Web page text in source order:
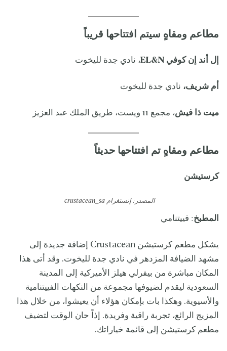
مطاعم ومقاهٍ سيتم افتتاحها قريباً
إل أند إن كوفي EL&N ، نادي جدة لليخوت
أم شريف، نادي جدة لليخوت
ميت ذا فيش، مجمع 11 ويست، طريق الملك عبد العزيز
مطاعم ومقاهٍ تم افتتاحها حديثاً
كرستيشن
المصدر: إنستغرامcrustacean_sa
المطبخ: فييتنامي
يشكل مطعم كرستيشن Crustacean إضافة جديدة إلى
مشهد الضيافة المزدهر في نادي جدة لليخوت. وقد أتى هذا
المكان مباشرة من بيفرلي هيلز الأميركية إلى المدينة
السعودية ليقدم لضيوفها مجموعة من النكهات الفييتنامية
والأسيوية. وهكذا بات بإمكان هؤلاء أن يعيشوا، من خلال هذا
المزيج الرائع، تجربة راقية وفريدة. إذاً حان الوقت لتضيف
مطعم كرستيشن إلى قائمة خياراتك.